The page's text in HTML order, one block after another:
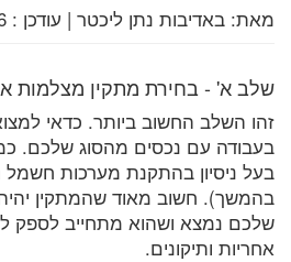
מאת: באדיבות נתן ליכטר | עודכן :
שלב א' - בחירת מתקין מצלמות
זהו השלב החשוב ביותר. כדאי
בעבודה עם נכסים מהסוג שלכם.
בעל ניסיון בהתקנת מערכות חשמל
בהמשך). חשוב מאוד שהמתקין
שלכם נמצא ושהוא מתחייב לספק
אחריות ותיקונים.